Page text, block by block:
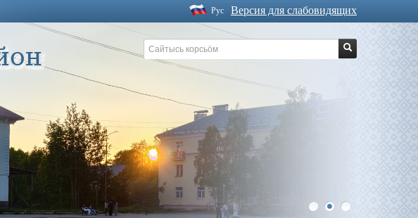
Версия для слабовидящих
Рус
1 2 3